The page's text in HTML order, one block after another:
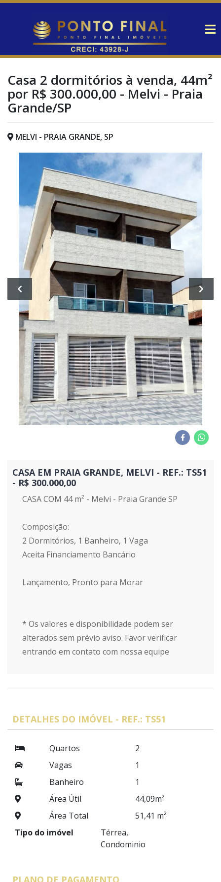
Casa 2 dormitórios à venda, 44m²
por R$ 300.000,00 - Melvi - Praia
Grande/SP
MELVI - PRAIA GRANDE, SP
CASA EM PRAIA GRANDE, MELVI - REF.: TS51
- R$ 300.000,00
CASA COM 44 m² - Melvi - Praia Grande SP
Composição:
2 Dormitórios, 1 Banheiro, 1 Vaga
Aceita Financiamento Bancário
Lançamento, Pronto para Morar
* Os valores e disponibilidade podem ser
alterados sem prévio aviso. Favor verificar
entrando em contato com nossa equipe
DETALHES DO IMÓVEL - REF.: TS51
Quartos
2
Vagas
1
Banheiro
1
Área Útil
44,09m²
Área Total
51,41 m²
Tipo do imóvel
Térrea,
Condominio
PLANO DE PAGAMENTO